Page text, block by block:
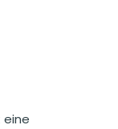
eine